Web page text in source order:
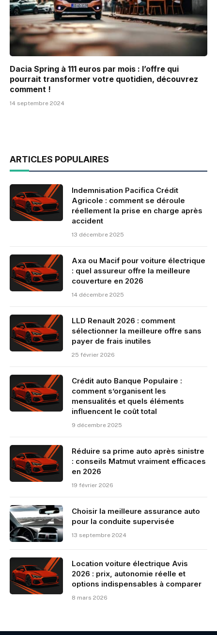
Dacia Spring à 111 euros par mois : l’offre qui
pourrait transformer votre quotidien, découvrez
comment !
14 septembre 2024
ARTICLES POPULAIRES
Indemnisation Pacifica Crédit
Agricole : comment se déroule
réellement la prise en charge après
accident
13 décembre 2025
Axa ou Macif pour voiture électrique
: quel assureur offre la meilleure
couverture en 2026
14 décembre 2025
LLD Renault 2026 : comment
sélectionner la meilleure offre sans
payer de frais inutiles
25 février 2026
Crédit auto Banque Populaire :
comment s’organisent les
mensualités et quels éléments
influencent le coût total
9 décembre 2025
Réduire sa prime auto après sinistre
: conseils Matmut vraiment efficaces
en 2026
19 février 2026
Choisir la meilleure assurance auto
pour la conduite supervisée
13 septembre 2024
Location voiture électrique Avis
2026 : prix, autonomie réelle et
options indispensables à comparer
8 mars 2026